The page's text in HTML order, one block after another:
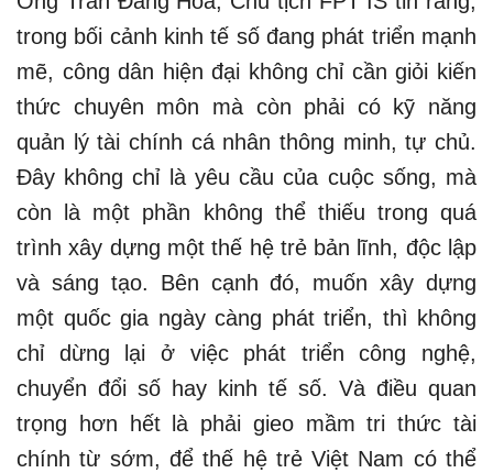
trong bối cảnh kinh tế số đang phát triển mạnh
mẽ, công dân hiện đại không chỉ cần giỏi kiến
thức chuyên môn mà còn phải có kỹ năng
quản lý tài chính cá nhân thông minh, tự chủ.
Đây không chỉ là yêu cầu của cuộc sống, mà
còn là một phần không thể thiếu trong quá
trình xây dựng một thế hệ trẻ bản lĩnh, độc lập
và sáng tạo. Bên cạnh đó, muốn xây dựng
một quốc gia ngày càng phát triển, thì không
chỉ dừng lại ở việc phát triển công nghệ,
chuyển đổi số hay kinh tế số. Và điều quan
trọng hơn hết là phải gieo mầm tri thức tài
chính từ sớm, để thế hệ trẻ Việt Nam có thể